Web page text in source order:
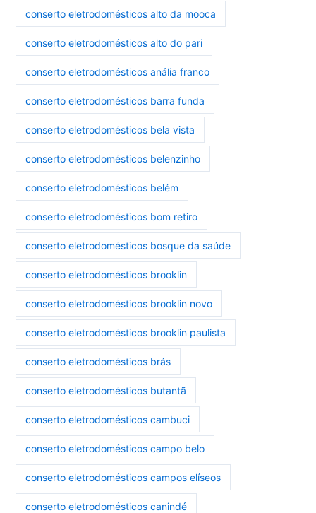
conserto eletrodomésticos alto da mooca
conserto eletrodomésticos alto do pari
conserto eletrodomésticos anália franco
conserto eletrodomésticos barra funda
conserto eletrodomésticos bela vista
conserto eletrodomésticos belenzinho
conserto eletrodomésticos belém
conserto eletrodomésticos bom retiro
conserto eletrodomésticos bosque da saúde
conserto eletrodomésticos brooklin
conserto eletrodomésticos brooklin novo
conserto eletrodomésticos brooklin paulista
conserto eletrodomésticos brás
conserto eletrodomésticos butantã
conserto eletrodomésticos cambuci
conserto eletrodomésticos campo belo
conserto eletrodomésticos campos elíseos
conserto eletrodomésticos canindé